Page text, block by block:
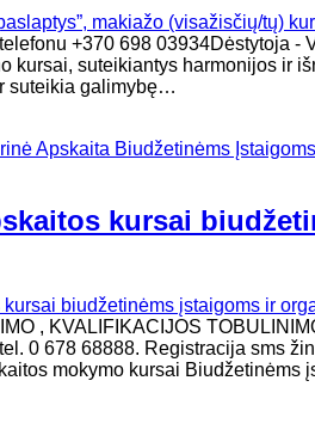
telefonu +370 698
kursai, suteikiantys harmonijos ir
suteikia galimybę…
Apskaita Biudžetinėms Įstaigoms
kursai
, KVALIFIKACIJOS
0 678 68888. Registracija sms
mokymo kursai